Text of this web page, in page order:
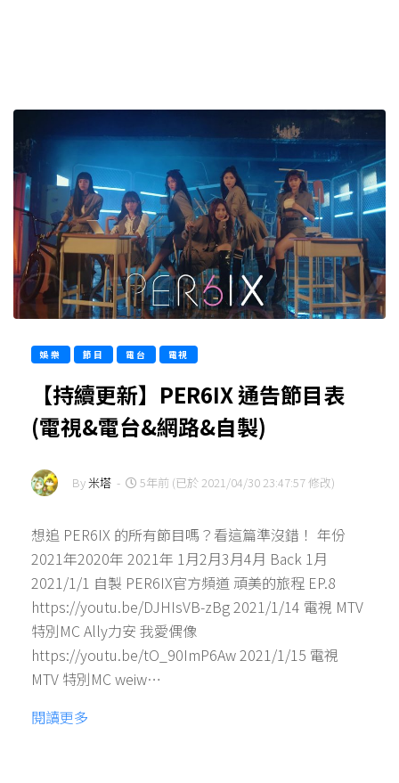
娛樂 節目 電台 電視
【持續更新】PER6IX 通告節目表
(電視&電台&網路&自製)
By米塔 - 5年前 (已於 2021/04/30 23:47:57 修改)
想追 PER6IX 的所有節目嗎？看這篇準沒錯！ 年份
2021年2020年 2021年 1月2月3月4月 Back 1月
2021/1/1 自製 PER6IX官方頻道 頑美的旅程 EP.8
https://youtu.be/DJHIsVB-zBg 2021/1/14 電視 MTV
特別MC Ally力安 我愛偶像
https://youtu.be/tO_90ImP6Aw 2021/1/15 電視
MTV 特別MC weiw…
閱讀更多